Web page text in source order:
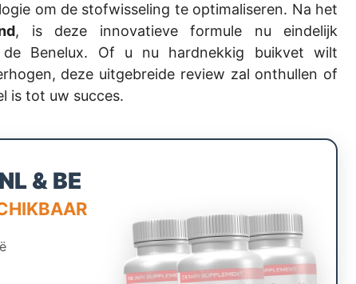
om de stofwisseling te optimaliseren. Na het
, is deze innovatieve formule nu eindelijk
Benelux. Of u nu hardnekkig buikvet wilt
deze uitgebreide review zal onthullen of
is tot uw succes.
& BE